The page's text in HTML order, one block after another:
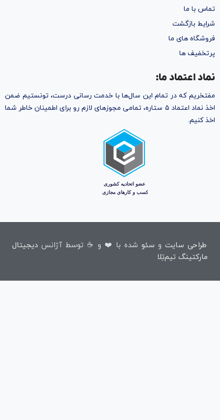
تماس با ما
شرایط بازگشت
فروشگاه های ما
پرتخفیف ها
نماد اعتماد ما:
مفتخریم که در تمام این سال‌ها با خدمت رسانی درست، تونستیم ضمن
اخذ نماد اعتماد ۵ ستاره، تمامی مجوز‌های لازم رو برای اطمینان خاطر شما
اخذ کنیم.
طراحی سایتو سئو شده با ❤️ و ☕ توسط آژانس دیجیتال
مارکتینگ تیم‌تِلا